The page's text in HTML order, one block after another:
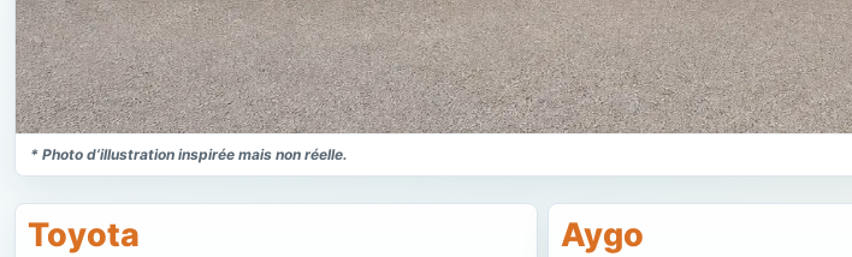
* Photo d’illustration inspirée mais non réelle.
Toyota Aygo